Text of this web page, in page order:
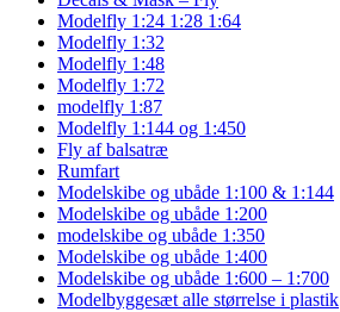
Modelfly 1:24 1:28 1:64
Modelfly 1:32
Modelfly 1:48
Modelfly 1:72
modelfly 1:87
Modelfly 1:144 og 1:450
Fly af balsatræ
Rumfart
Modelskibe og ubåde 1:100 & 1:144
Modelskibe og ubåde 1:200
modelskibe og ubåde 1:350
Modelskibe og ubåde 1:400
Modelskibe og ubåde 1:600 – 1:700
Modelbyggesæt alle størrelse i plastik